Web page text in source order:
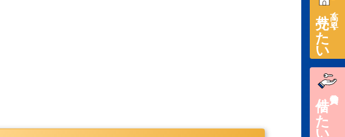
高く・早く
売りたい
賃貸物件を
借りたい